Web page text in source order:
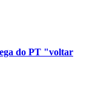
do PT "voltar